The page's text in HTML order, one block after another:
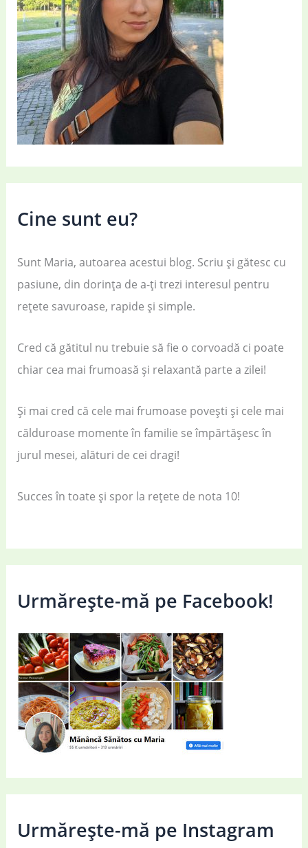
Cine sunt eu?
Sunt Maria, autoarea acestui blog. Scriu și gătesc cu
pasiune, din dorința de a-ți trezi interesul pentru
rețete savuroase, rapide și simple.
Cred că gătitul nu trebuie să fie o corvoadă ci poate
chiar cea mai frumoasă și relaxantă parte a zilei!
Și mai cred că cele mai frumoase povești și cele mai
călduroase momente în familie se împărtășesc în
jurul mesei, alături de cei dragi!
Succes în toate și spor la rețete de nota 10!
Urmărește-mă pe Facebook!
Urmărește-mă pe Instagram